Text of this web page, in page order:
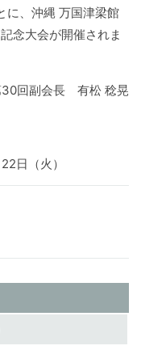
に、沖縄 万国津梁館
念大会が開催されま
回副会長 有松 稔晃
日（火）